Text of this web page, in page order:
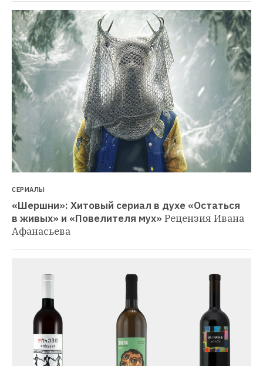
СЕРИАЛЫ
«Шершни»: Хитовый сериал в духе «Остаться
в живых» и «Повелителя мух» Рецензия Ивана
Афанасьева